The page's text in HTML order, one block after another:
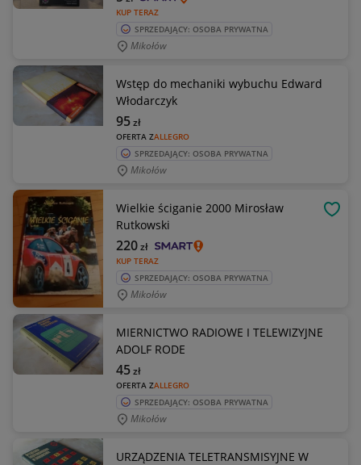
KUP TERAZ
SPRZEDAJĄCY: OSOBA PRYWATNA
Mikołów
Wstęp do mechaniki wybuchu Edward
Włodarczyk
OFERTA ZALLEGRO
95zł
SPRZEDAJĄCY: OSOBA PRYWATNA
Mikołów
Wielkie ściganie 2000 Mirosław
Rutkowski
KUP TERAZ
220zł
SPRZEDAJĄCY: OSOBA PRYWATNA
Mikołów
MIERNICTWO RADIOWE I TELEWIZYJNE
ADOLF RODE
OFERTA ZALLEGRO
45zł
SPRZEDAJĄCY: OSOBA PRYWATNA
Mikołów
URZĄDZENIA TELETRANSMISYJNE W